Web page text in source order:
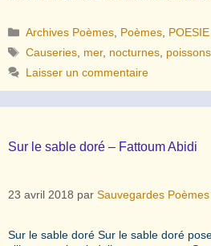
Catégories
Archives Poèmes Poèmes POESIE
Étiquettes
Causeries mer, nocturnes poissons
Laisser un commentaire
Sur le sable doré – Fattoum Abidi
23 avril 2018 par Sauvegardes Poèmes
Sur le sable doré Sur le sable doré